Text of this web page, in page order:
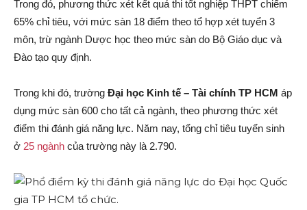
Trong đó, phương thức xét kết quả thi tốt nghiệp THPT chiếm
65% chỉ tiêu, với mức sàn 18 điểm theo tổ hợp xét tuyển 3
môn, trừ ngành Dược học theo mức sàn do Bộ Giáo dục và
Đào tạo quy định.
Trong khi đó, trường Đại học Kinh tế – Tài chính TP HCM áp
dụng mức sàn 600 cho tất cả ngành, theo phương thức xét
điểm thi đánh giá năng lực. Năm nay, tổng chỉ tiêu tuyển sinh
ở 25 ngành của trường này là 2.790.